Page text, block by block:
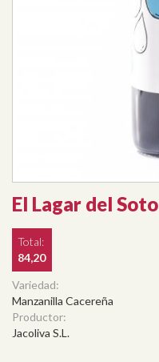
El Lagar del Soto
Total:
84,20
Variedad:
Manzanilla Cacereña
Productor:
Jacoliva S.L.